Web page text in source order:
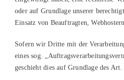
oder auf Grundlage unserer
Einsatz von Beauftragten,
Sofern wir Dritte mit der
eines sog.
geschieht dies auf Grundlage des